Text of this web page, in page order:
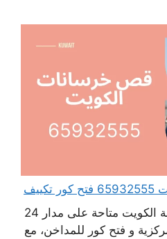
خدمات شركة قص خرسانة الكويت متاحة على مدار 24
و فتح كور للمداخن، مع